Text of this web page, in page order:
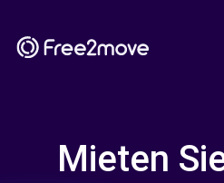
Mieten